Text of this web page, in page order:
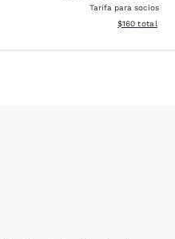
Tarifa para socios
Ver detalles
$160 total